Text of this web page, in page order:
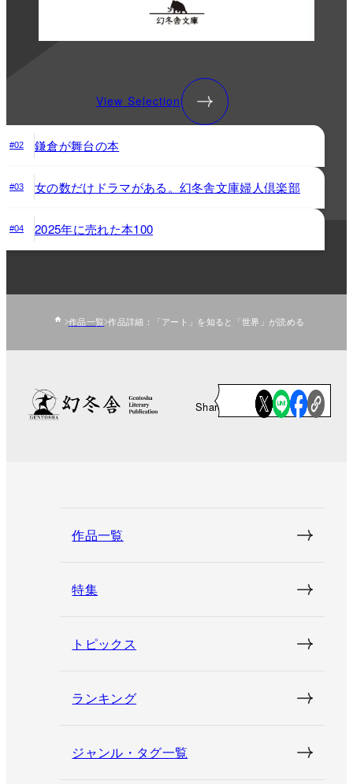
View Selection
#02 鎌倉が舞台の本
#03 女の数だけドラマがある。幻冬舎文庫婦人倶楽部
#04 2025年に売れた本100
作品一覧 作品詳細：「アート」を知ると「世界」が読める
Share
作品一覧
特集
トピックス
ランキング
ジャンル・タグ一覧